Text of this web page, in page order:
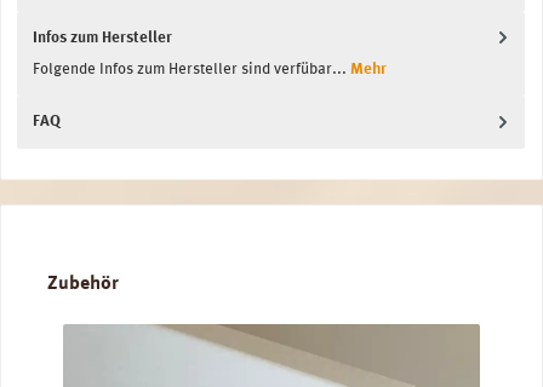
Infos zum Hersteller
Folgende Infos zum Hersteller sind verfübar... Mehr
FAQ
Produktgalerie überspringen
Zubehör